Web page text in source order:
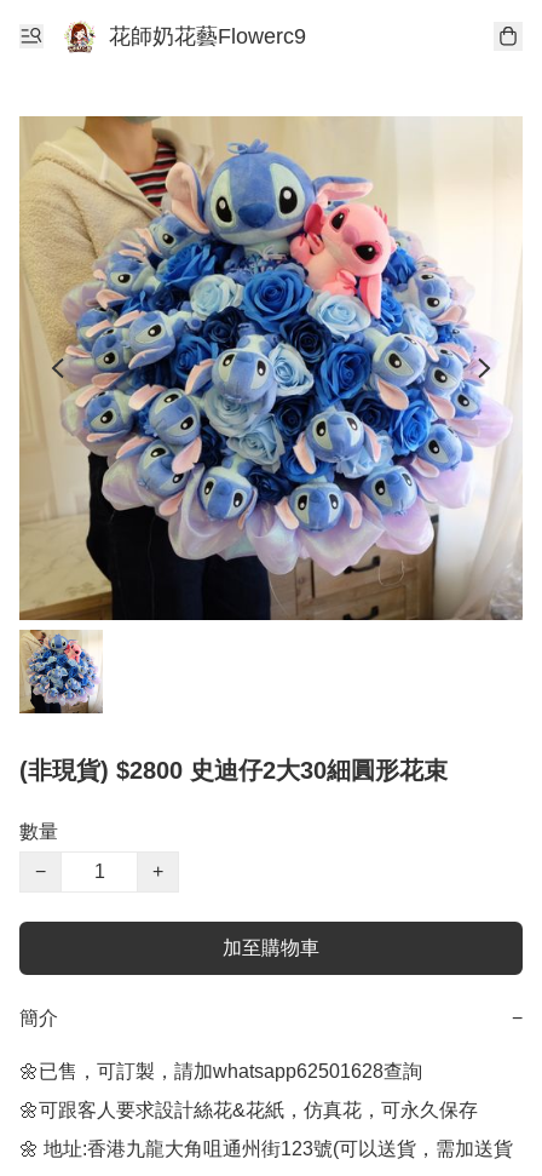
花師奶花藝Flowerc9
(非現貨) $2800 史迪仔2大30細圓形花束
數量
−
+
加至購物車
簡介 −
🌼已售，可訂製，請加whatsapp62501628查詢
🌼可跟客人要求設計絲花&花紙，仿真花，可永久保存
🌼 地址:香港九龍大角咀通州街123號(可以送貨，需加送貨